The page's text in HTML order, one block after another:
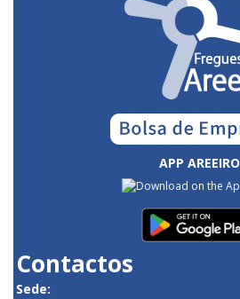
APP AREEIRO
Contactos
Sede: